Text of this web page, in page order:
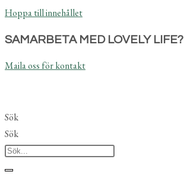
Hoppa till innehållet
SAMARBETA MED LOVELY LIFE?
Maila oss för kontakt
Sök
Sök